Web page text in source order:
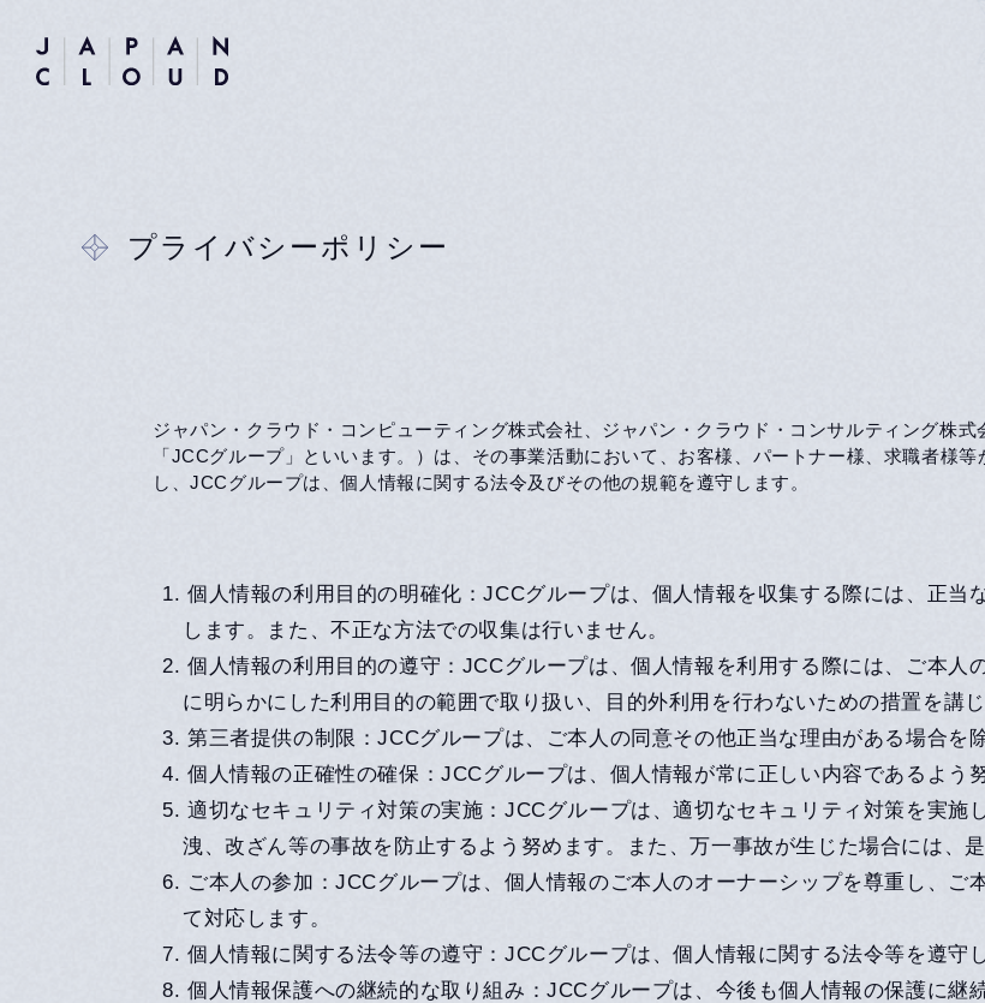
プライバシーポリシー
ジャパン・クラウド・コンピューティング株式会社、ジャパン・クラウド・コンサルティング株
「JCCグループ」といいます。）は、その事業活動において、お客様、パートナー様、求職者様
し、JCCグループは、個人情報に関する法令及びその他の規範を遵守します。
1.個人情報の利用目的の明確化：JCCグループは、個人情報を収集する際には、正当
します。また、不正な方法での収集は行いません。
2.個人情報の利用目的の遵守：JCCグループは、個人情報を利用する際には、ご本人
に明らかにした利用目的の範囲で取り扱い、目的外利用を行わないための措置を講じ
3.第三者提供の制限：JCCグループは、ご本人の同意その他正当な理由がある場合を
4.個人情報の正確性の確保：JCCグループは、個人情報が常に正しい内容であるよう
5.適切なセキュリティ対策の実施：JCCグループは、適切なセキュリティ対策を実施
洩、改ざん等の事故を防止するよう努めます。また、万一事故が生じた場合には、
6. ご本人の参加：JCCグループは、個人情報のご本人のオーナーシップを尊重し、ご
て対応します。
7.個人情報に関する法令等の遵守：JCCグループは、個人情報に関する法令等を遵守し
8.個人情報保護への継続的な取り組み：JCCグループは、今後も個人情報の保護に継